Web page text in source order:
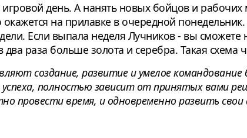
игровой день. А нанять новых бойцов и
на прилавке в очередной
Если выпала неделя Лучников - вы
раза больше золота и серебра. Такая схема
создание, развитие и умелое
полностью зависит от принятых вами
провести время, и одновременно развить свои